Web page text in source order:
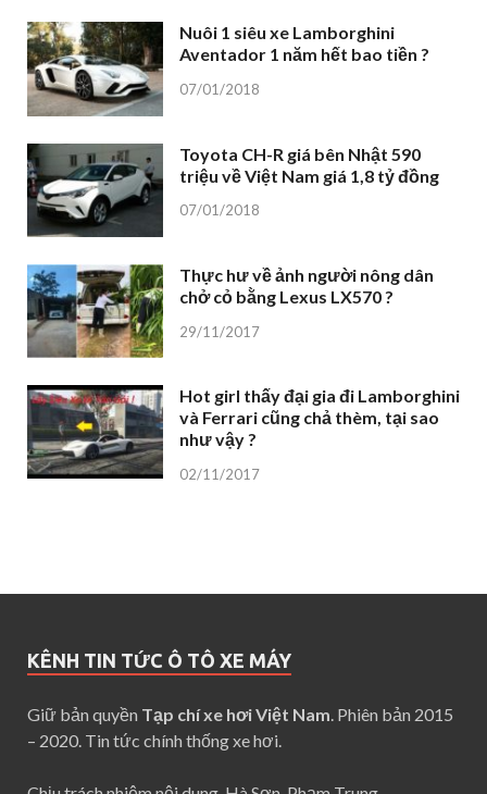
Nuôi 1 siêu xe Lamborghini
Aventador 1 năm hết bao tiền ?
07/01/2018
Toyota CH-R giá bên Nhật 590
triệu về Việt Nam giá 1,8 tỷ đồng
07/01/2018
Thực hư về ảnh người nông dân
chở cỏ bằng Lexus LX570 ?
29/11/2017
Hot girl thấy đại gia đi Lamborghini
và Ferrari cũng chả thèm, tại sao
như vậy ?
02/11/2017
KÊNH TIN TỨC Ô TÔ XE MÁY
Giữ bản quyền Tạp chí xe hơi Việt Nam . Phiên bản 2015
– 2020. Tin tức chính thống xe hơi.